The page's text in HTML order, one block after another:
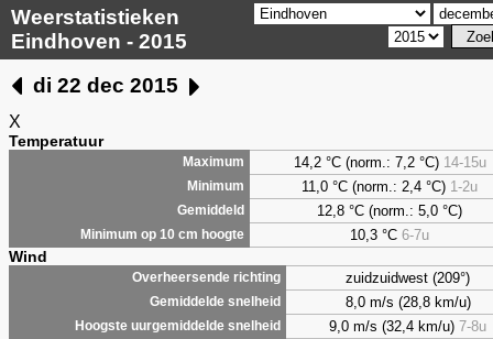
Weerstatistieken
Eindhoven - 2015
di 22 dec 2015
X
Temperatuur
Maximum 14,2 °C (norm.: 7,2 °C) 14-15u
Minimum 11,0 °C (norm.: 2,4 °C) 1-2u
Gemiddeld 12,8 °C (norm.: 5,0 °C)
Minimum op 10 cm hoogte 10,3 °C 6-7u
Wind
Overheersende richting zuidzuidwest (209°)
Gemiddelde snelheid 8,0 m/s (28,8 km/u)
Hoogste uurgemiddelde snelheid 9,0 m/s (32,4 km/u) 7-8u